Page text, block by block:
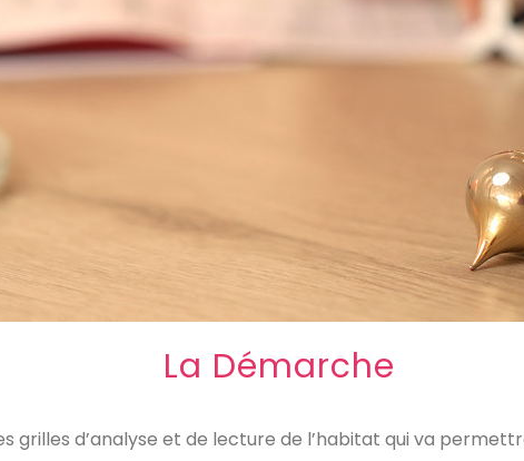
La Démarche
grilles d’analyse et de lecture de l’habitat qui va